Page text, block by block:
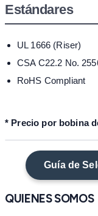
Estándares
UL 1666 (Riser)
CSA C22.2 No.
RoHS Compliant
* Precio por bobina
Guía de
QUIENES SOMOS